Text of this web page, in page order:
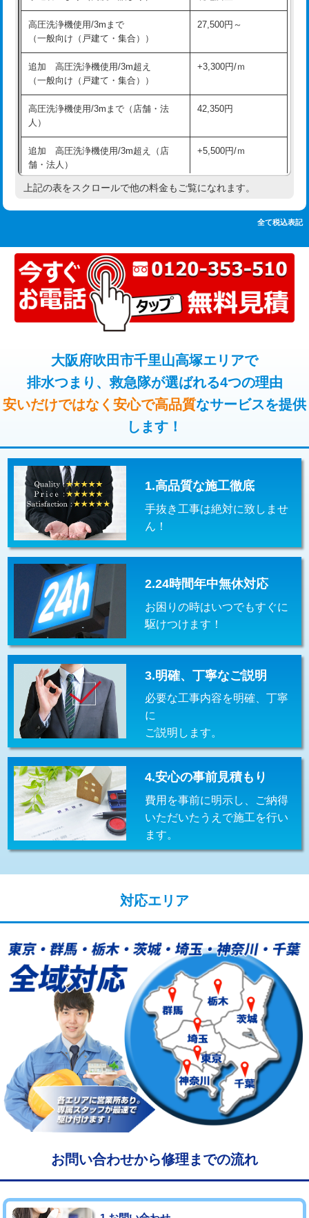
追加人工 16,500円
廃棄・処分 現場見積
※給水管工事は20mmまでの価格です。
持込商品取付（混合水栓）
持込商品取付（浄水器・分岐水栓） 16,500円
業）
排水管工事（追加 排水管工事/3ｍ超
え）
マス交換（土の掘削・埋め戻し作業） 11,000円~
マス交換（深さ50㎝以上） 66,000円
コンクリート斫り（厚さ10㎝まで） 27,500円
コンクリート斫り（厚さ10㎝超え） 38,500円
モルタル補修（厚さ10㎝まで） 27,500円
モルタル補修（厚さ10㎝超え） 38,500円
追加人工 16,500円
高圧洗浄機使用/3mまで
（一般向け（戸建て・集合））
27,500円～
追加 高圧洗浄機使用/3m超え
（一般向け（戸建て・集合））
+3,300円/ｍ
高圧洗浄機使用/3mまで（店舗・法
人）
42,350円
追加 高圧洗浄機使用/3m超え（店
舗・法人）
+5,500円/ｍ
高度高圧洗浄換 現地調査
トーラー機使用/3mまで 33,000円
追加トーラー機使用/3m超え +3,300円
カメラ調査 33,000円
止水・漏水調査・防水処理・清掃・修
理・調整・分解・加工など（軽作業）
11,000円
止水・漏水調査・防水処理・清掃・修
理・調整・分解・加工など（中作業）
22,000円
止水・漏水調査・防水処理・清掃・修
理・調整・分解・加工など（重作業）
33,000円
その他部品の脱着 8,800円～
交換・取付（タンク） 22,000円+材料費
交換・取付(単水栓（壁付・デッキ
式）)
13,200円+材料費
交換・取付(混合水栓（壁付・デッキ
式・ワンホール）)
16,500円+材料費
交換・取付(排水栓・排水トラップ
（P/S/ポップアップ））
22,000円+材料費
交換・取付（その他部品） 11,000円+材料費
持込商品取付（単水栓） 13,200円
持込商品取付（混合水栓） 16,500円
持込商品取付（浄水器・分岐水栓） 16,500円
給水管工事※（ホール加工) 16,500円
給水管工事※（バンド止め) 3,300円
給水管工事※（支持金具設置)
業)
給水管工事※（塩ビ管（VP・HI）使
用/3ｍまで)
33,000円
給水管工事※（塩ビ管（VP・HI）使
用（追加）/3ｍ超え)
+8,800円
給水管工事※（ライニング鋼管・銅
管・ポリ管・HT管使用/3ｍまで)
44,000円
給水管工事※（ライニング鋼管・銅
管・ポリ管・HT管使用/3ｍ超え)
+8,800円
マス交換（土の掘削・埋め戻し作業） 11,000円~
マス交換（深さ50㎝未満） 55,000円
マス交換（深さ50㎝以上） 66,000円
コンクリート斫り（厚さ10㎝まで）
上記の表をスクロールで他の料金もご覧になれます。
全て税込表記
大阪府吹田市千里山高塚エリアで
排水つまり、救急隊が選ばれる4つの理由
安いだけではなく安心で高品質なサービスを提供
します！
1.高品質な施工徹底
手抜き工事は絶対に致しませ
ん！
2.24時間年中無休対応
お困りの時はいつでもすぐに
駆けつけます！
3.明確、丁寧なご説明
必要な工事内容を明確、丁寧
に
ご説明します。
4.安心の事前見積もり
費用を事前に明示し、ご納得
いただいたうえで施工を行い
ます。
対応エリア
お問い合わせから修理までの流れ